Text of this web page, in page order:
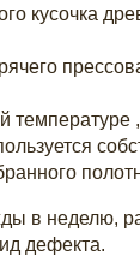
кусочка
в неделю,
дефекта.